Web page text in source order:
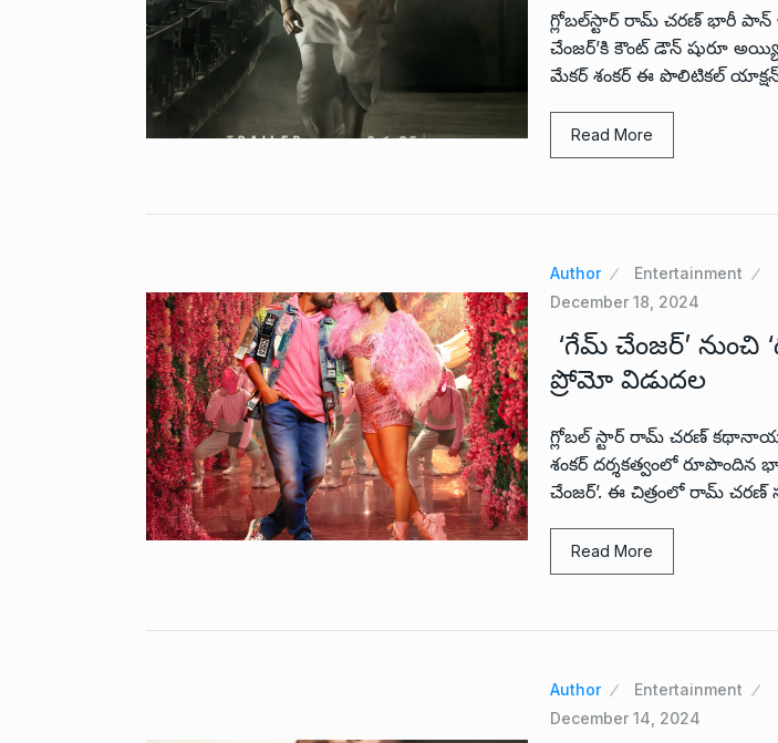
గ్లోబ‌ల్‌స్టార్ రామ్ చ‌ర‌ణ్ భారీ
చేంజ‌ర్‌’కి కౌంట్ డౌన్ షురూ
మేక‌ర్ శంక‌ర్ ఈ పొలిటిక‌ల్
Read More
Author
Entertainment
December 18, 2024
‘గేమ్ చేంజర్’ నుంచి
ప్రోమో విడుదల
గ్లోబ‌ల్ స్టార్ రామ్ చ‌ర‌ణ్
శంక‌ర్ ద‌ర్శ‌క‌త్వంలో రూపొందిన
చేంజర్’. ఈ చిత్రంలో రామ్ చరణ్
Read More
Author
Entertainment
December 14, 2024